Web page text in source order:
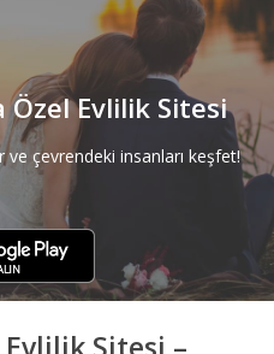
Evlilik Sitesi
ve çevrendeki insanları keşfet!